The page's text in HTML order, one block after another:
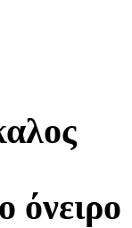
όνειρο